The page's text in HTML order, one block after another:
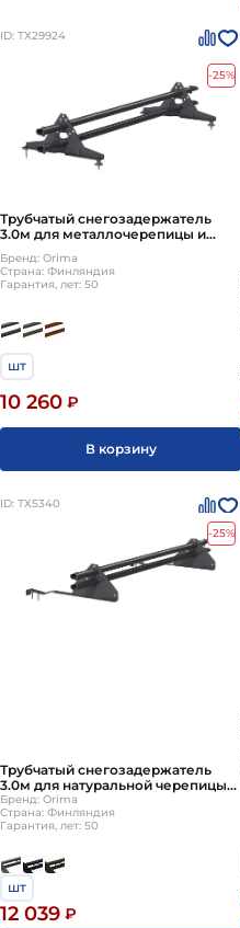
ID: ТХ29924
-25%
Трубчатый снегозадержатель
3.0м для металлочерепицы и
мягкой кровли LE3
Бренд: Orima
Страна: Финляндия
Гарантия, лет: 50
шт
10 260 ₽
В корзину
ID: ТХ5340
-25%
Трубчатый снегозадержатель
3.0м для натуральной черепицы
LE8
Бренд: Orima
Страна: Финляндия
Гарантия, лет: 50
шт
12 039 ₽